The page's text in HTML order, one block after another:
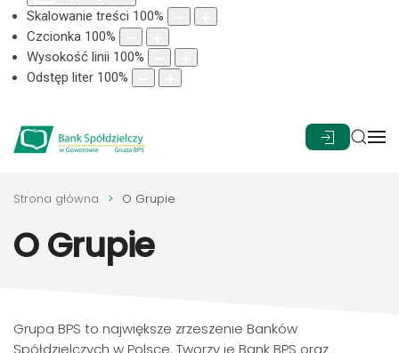
Skalowanie treści 100%
Czcionka 100%
Wysokość linii 100%
Odstęp liter 100%
Strona główna O Grupie
O Grupie
Grupa BPS to największe zrzeszenie Banków